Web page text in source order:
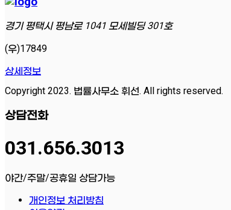
경기 평택시 평남로 1041 모세빌딩 301호
(우)17849
상세정보
Copyright 2023. 법률사무소 휘선. All rights reserved.
상담전화
031.656.3013
야간/주말/공휴일 상담가능
개인정보 처리방침